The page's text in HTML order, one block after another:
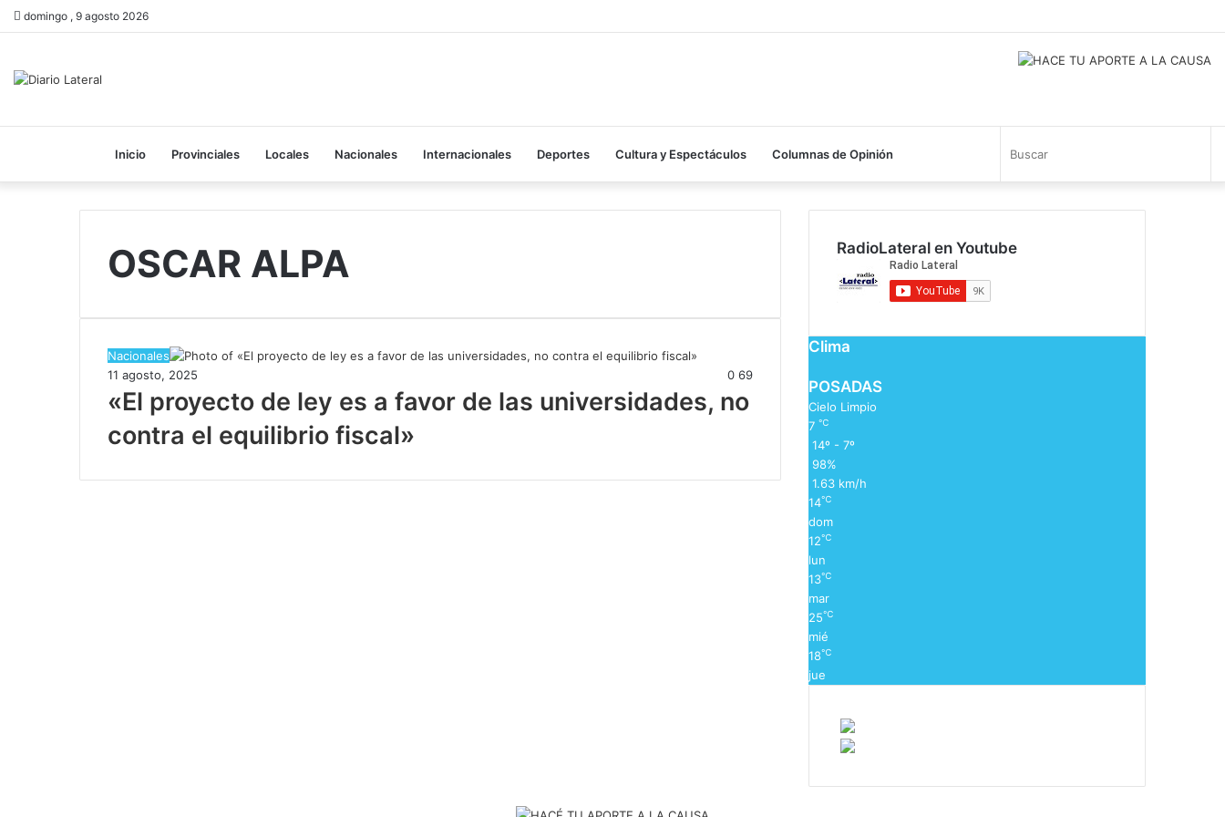
domingo , 9 agosto 2026
Inicio Provinciales Locales Nacionales Internacionales Deportes Cultura y Espectáculos Columnas de Opinión
OSCAR ALPA
Nacionales
11 agosto, 2025
0 69
​«El proyecto de ley es a favor de las universidades, no
contra el equilibrio fiscal»
RadioLateral en Youtube
Clima
POSADAS
Cielo Limpio
7 ℃
14º - 7º
98%
1.63 km/h
14℃
dom
12℃
lun
13℃
mar
25℃
mié
18℃
jue